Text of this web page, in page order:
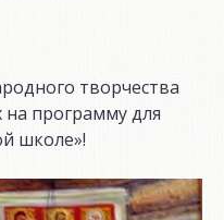
творчества
программу для
школе»!